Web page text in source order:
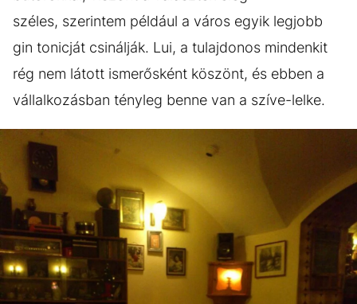
széles, szerintem például a város egyik legjobb
gin tonicját csinálják. Lui, a tulajdonos mindenkit
rég nem látott ismerősként köszönt, és ebben a
vállalkozásban tényleg benne van a szíve-lelke.